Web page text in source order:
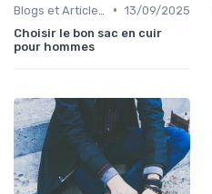
• 13/09/2025
Choisir le bon sac en cuir
pour hommes